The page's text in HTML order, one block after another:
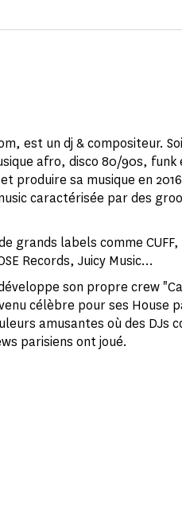
est un dj & compositeur.
afro, disco 80/90s, funk
produire sa musique en
caractérisée par des
grands labels comme
Records, Juicy Music...
son propre crew
célèbre pour ses House
amusantes où des DJs
parisiens ont joué.